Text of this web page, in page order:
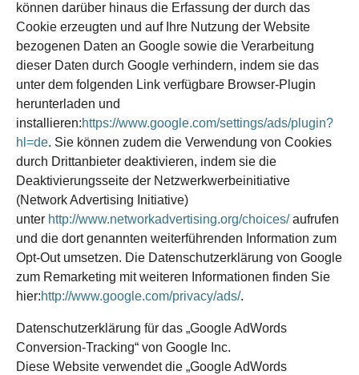
können darüber hinaus die Erfassung der durch das
Cookie erzeugten und auf Ihre Nutzung der Website
bezogenen Daten an Google sowie die Verarbeitung
dieser Daten durch Google verhindern, indem sie das
unter dem folgenden Link verfügbare Browser-Plugin
herunterladen und
installieren:https://www.google.com/settings/ads/plugin?
hl=de. Sie können zudem die Verwendung von Cookies
durch Drittanbieter deaktivieren, indem sie die
Deaktivierungsseite der Netzwerkwerbeinitiative
(Network Advertising Initiative)
unter http://www.networkadvertising.org/choices/aufrufen
und die dort genannten weiterführenden Information zum
Opt-Out umsetzen. Die Datenschutzerklärung von Google
zum Remarketing mit weiteren Informationen finden Sie
hier:http://www.google.com/privacy/ads/.
Datenschutzerklärung für das „Google AdWords
Conversion-Tracking“ von Google Inc.
Diese Website verwendet die „Google AdWords